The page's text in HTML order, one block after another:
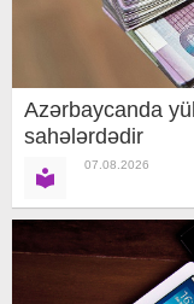
Azərbaycanda
sahələrdədir
07.08.2026